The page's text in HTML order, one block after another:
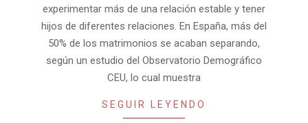
experimentar más de una relación estable y tener
hijos de diferentes relaciones. En España, más del
50% de los matrimonios se acaban separando,
según un estudio del Observatorio Demográfico
CEU, lo cual muestra
SEGUIR LEYENDO